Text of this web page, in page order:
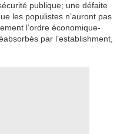
publique; une défaite
les populistes n’auront pas
l’ordre économique-
par l’establishment,